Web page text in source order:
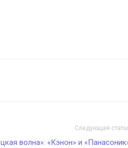
Следующая
волна»: «Кэнон» и